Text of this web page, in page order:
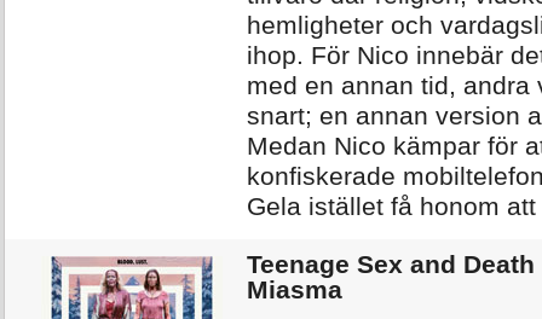
hemligheter och
ihop. För Nico innebär
med en annan tid, andra
snart; en annan version
Medan Nico kämpar för
konfiskerade
Gela istället få honom att
Teenage Sex and
Miasma